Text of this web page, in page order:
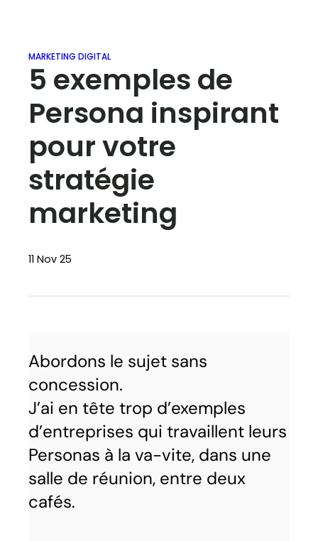
MARKETING DIGITAL
5 exemples de
Persona inspirant
pour votre
stratégie
marketing
11 Nov 25
Abordons le sujet sans
concession.
J’ai en tête trop d’exemples
d’entreprises qui travaillent leurs
Personas à la va-vite, dans une
salle de réunion, entre deux
cafés.